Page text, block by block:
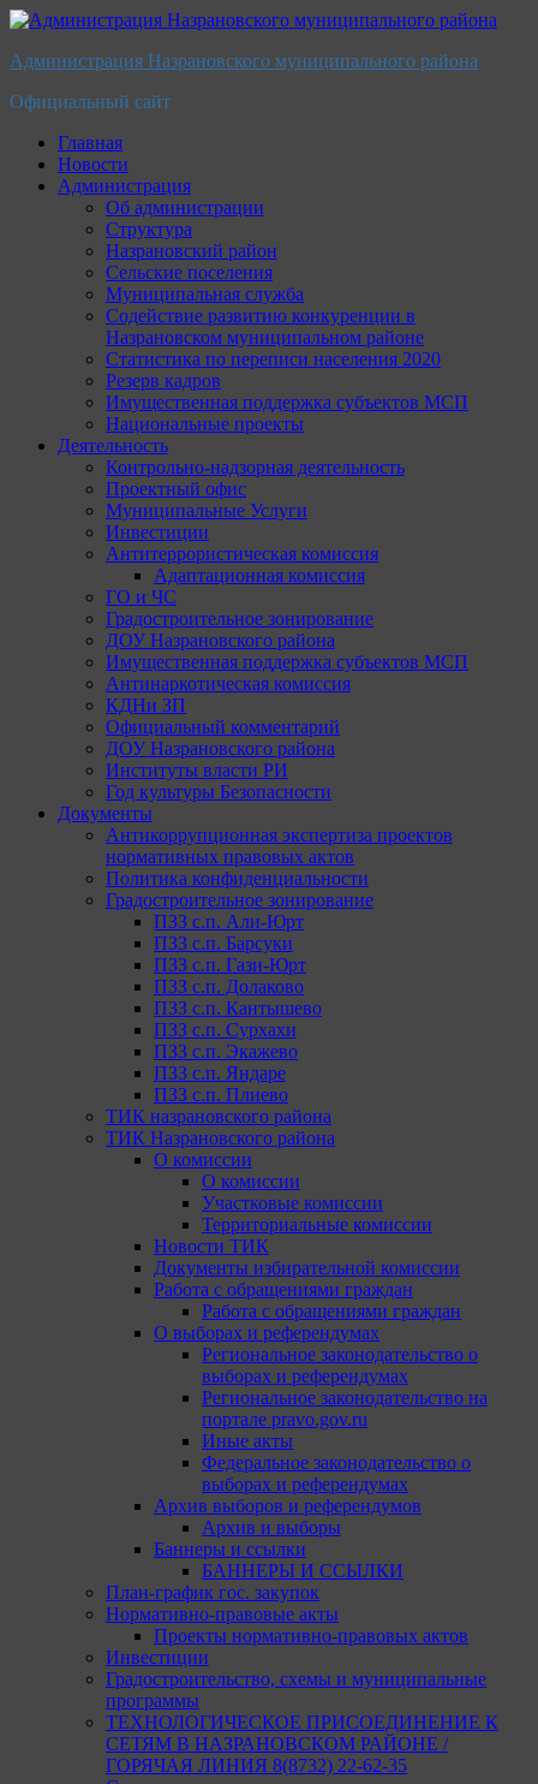
Перейти
содержимому
Администрация Назрановского муниципального района
Официальный сайт
Главная
Новости
Администрация
Об администрации
Структура
Назрановский район
Сельские поселения
Муниципальная служба
Содействие развитию конкуренции в
Назрановском муниципальном районе
Статистика по переписи населения 2020
Резерв кадров
Имущественная поддержка субъектов МСП
Национальные проекты
Деятельность
Контрольно-надзорная деятельность
Проектный офис
Муниципальные Услуги
Инвестиции
Антитеррористическая комиссия
Адаптационная комиссия
ГО и ЧС
Градостроительное зонирование
ДОУ Назрановского района
Имущественная поддержка субъектов МСП
Антинаркотическая комиссия
КДНи ЗП
Официальный комментарий
ДОУ Назрановского района
Институты власти РИ
Год культуры Безопасности
Документы
Антикоррупционная экспертиза проектов
нормативных правовых актов
Политика конфиденциальности
Градостроительное зонирование
ПЗЗ с.п. Али-Юрт
ПЗЗ с.п. Барсуки
ПЗЗ с.п. Гази-Юрт
ПЗЗ с.п. Долаково
ПЗЗ с.п. Кантышево
ПЗЗ с.п. Сурхахи
ПЗЗ с.п. Экажево
ПЗЗ с.п. Яндаре
ПЗЗ с.п. Плиево
ТИК назрановского района
ТИК Назрановского района
О комиссии
О комиссии
Участковые комиссии
Территориальные комиссии
Новости ТИК
Документы избирательной комиссии
Работа с обращениями граждан
Работа с обращениями граждан
О выборах и референдумах
Региональное законодательство о
выборах и референдумах
Региональное законодательство на
портале pravo.gov.ru
Иные акты
Федеральное законодательство о
выборах и референдумах
Архив выборов и референдумов
Архив и выборы
Баннеры и ссылки
БАННЕРЫ И ССЫЛКИ
План-график гос. закупок
Нормативно-правовые акты
Проекты нормативно-правовых актов
Инвестиции
Градостроительство, схемы и муниципальные
программы
ТЕХНОЛОГИЧЕСКОЕ ПРИСОЕДИНЕНИЕ К
СЕТЯМ В НАЗРАНОВСКОМ РАЙОНЕ /
ГОРЯЧАЯ ЛИНИЯ 8(8732) 22-62-35